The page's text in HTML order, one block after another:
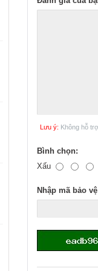
Lưu ý: Không hỗ
Bình chọn:
Xấu
Nhập mã bảo